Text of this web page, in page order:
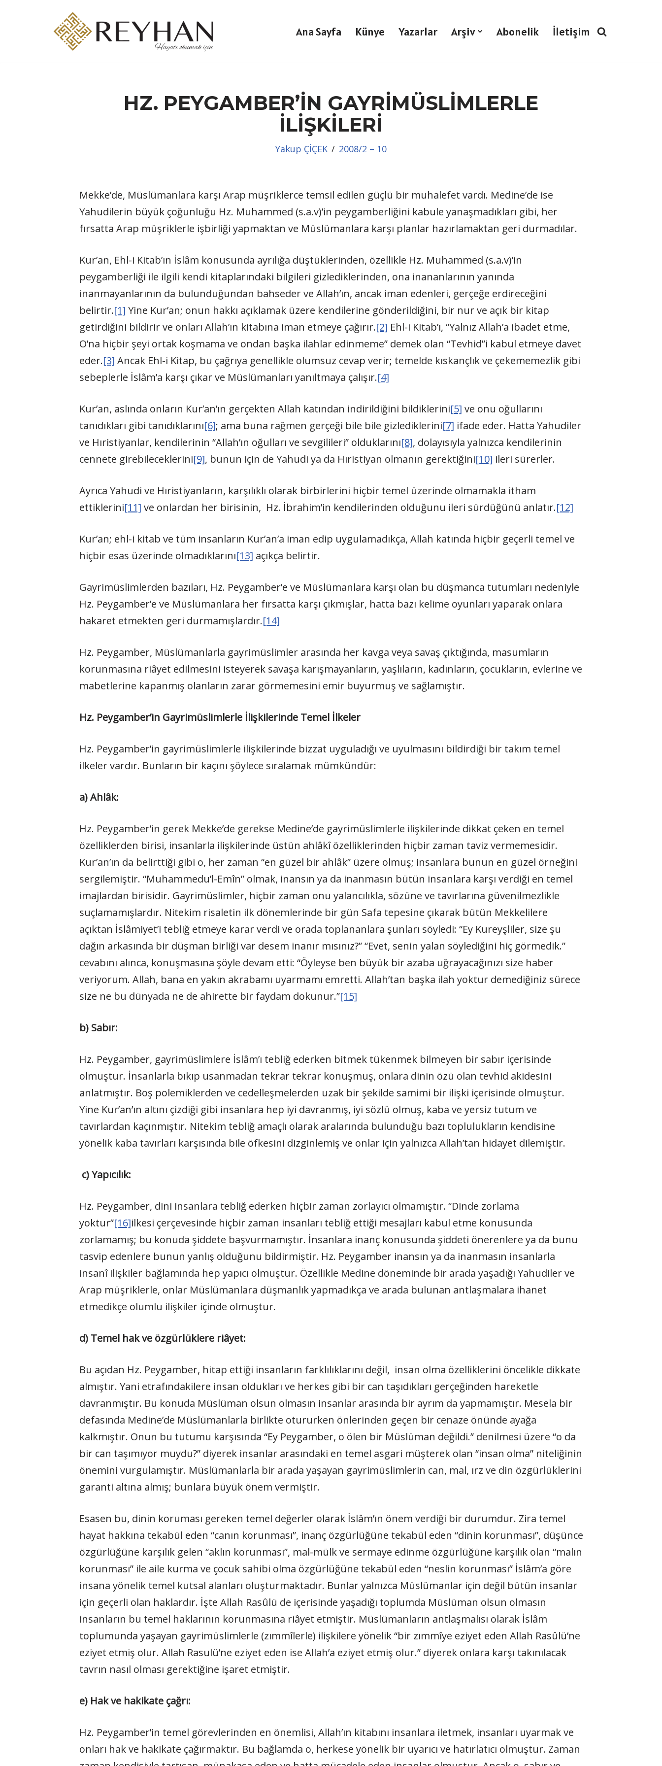
Ana Sayfa Künye Yazarlar Arşiv Abonelik İletişim
HZ. PEYGAMBER’İN GAYRİMÜSLİMLERLE
İLİŞKİLERİ
Yakup ÇİÇEK 2008/2 – 10
Mekke’de, Müslümanlara karşı Arap müşriklerce temsil edilen güçlü bir muhalefet vardı. Medine’de ise
Yahudilerin büyük çoğunluğu Hz. Muhammed (s.a.v)’in peygamberliğini kabule yanaşmadıkları gibi, her
fırsatta Arap müşriklerle işbirliği yapmaktan ve Müslümanlara karşı planlar hazırlamaktan geri durmadılar.
Kur’an, Ehl-i Kitab’ın İslâm konusunda ayrılığa düştüklerinden, özellikle Hz. Muhammed (s.a.v)’in
peygamberliği ile ilgili kendi kitaplarındaki bilgileri gizlediklerinden, ona inananlarının yanında
inanmayanlarının da bulunduğundan bahseder ve Allah’ın, ancak iman edenleri, gerçeğe erdireceğini
belirtir.[1] Yine Kur’an; onun hakkı açıklamak üzere kendilerine gönderildiğini, bir nur ve açık bir kitap
getirdiğini bildirir ve onları Allah’ın kitabına iman etmeye çağırır.[2] Ehl-i Kitab’ı, “Yalnız Allah’a ibadet etme,
O’na hiçbir şeyi ortak koşmama ve ondan başka ilahlar edinmeme” demek olan “Tevhid”i kabul etmeye davet
eder.[3] Ancak Ehl-i Kitap, bu çağrıya genellikle olumsuz cevap verir; temelde kıskançlık ve çekememezlik gibi
sebeplerle İslâm’a karşı çıkar ve Müslümanları yanıltmaya çalışır.[4]
Kur’an, aslında onların Kur’an’ın gerçekten Allah katından indirildiğini bildiklerini[5] ve onu oğullarını
tanıdıkları gibi tanıdıklarını[6]; ama buna rağmen gerçeği bile bile gizlediklerini[7] ifade eder. Hatta Yahudiler
ve Hıristiyanlar, kendilerinin “Allah’ın oğulları ve sevgilileri” olduklarını[8], dolayısıyla yalnızca kendilerinin
cennete girebileceklerini[9], bunun için de Yahudi ya da Hıristiyan olmanın gerektiğini[10] ileri sürerler.
Ayrıca Yahudi ve Hıristiyanların, karşılıklı olarak birbirlerini hiçbir temel üzerinde olmamakla itham
ettiklerini[11] ve onlardan her birisinin, Hz. İbrahim’in kendilerinden olduğunu ileri sürdüğünü anlatır.[12]
Kur’an; ehl-i kitab ve tüm insanların Kur’an’a iman edip uygulamadıkça, Allah katında hiçbir geçerli temel ve
hiçbir esas üzerinde olmadıklarını[13] açıkça belirtir.
Gayrimüslimlerden bazıları, Hz. Peygamber’e ve Müslümanlara karşı olan bu düşmanca tutumları nedeniyle
Hz. Peygamber’e ve Müslümanlara her fırsatta karşı çıkmışlar, hatta bazı kelime oyunları yaparak onlara
hakaret etmekten geri durmamışlardır.[14]
Hz. Peygamber, Müslümanlarla gayrimüslimler arasında her kavga veya savaş çıktığında, masumların
korunmasına riâyet edilmesini isteyerek savaşa karışmayanların, yaşlıların, kadınların, çocukların, evlerine ve
mabetlerine kapanmış olanların zarar görmemesini emir buyurmuş ve sağlamıştır.
Hz. Peygamber’in Gayrimüslimlerle İlişkilerinde Temel İlkeler
Hz. Peygamber’in gayrimüslimlerle ilişkilerinde bizzat uyguladığı ve uyulmasını bildirdiği bir takım temel
ilkeler vardır. Bunların bir kaçını şöylece sıralamak mümkündür:
a) Ahlâk:
Hz. Peygamber’in gerek Mekke’de gerekse Medine’de gayrimüslimlerle ilişkilerinde dikkat çeken en temel
özelliklerden birisi, insanlarla ilişkilerinde üstün ahlâkî özelliklerinden hiçbir zaman taviz vermemesidir.
Kur’an’ın da belirttiği gibi o, her zaman “en güzel bir ahlâk” üzere olmuş; insanlara bunun en güzel örneğini
sergilemiştir. “Muhammedu’l-Emîn” olmak, inansın ya da inanmasın bütün insanlara karşı verdiği en temel
imajlardan birisidir. Gayrimüslimler, hiçbir zaman onu yalancılıkla, sözüne ve tavırlarına güvenilmezlikle
suçlamamışlardır. Nitekim risaletin ilk dönemlerinde bir gün Safa tepesine çıkarak bütün Mekkelilere
açıktan İslâmiyet’i tebliğ etmeye karar verdi ve orada toplananlara şunları söyledi: “Ey Kureyşliler, size şu
dağın arkasında bir düşman birliği var desem inanır mısınız?” “Evet, senin yalan söylediğini hiç görmedik.”
cevabını alınca, konuşmasına şöyle devam etti: “Öyleyse ben büyük bir azaba uğrayacağınızı size haber
veriyorum. Allah, bana en yakın akrabamı uyarmamı emretti. Allah’tan başka ilah yoktur demediğiniz sürece
size ne bu dünyada ne de ahirette bir faydam dokunur.”[15]
b) Sabır:
Hz. Peygamber, gayrimüslimlere İslâm’ı tebliğ ederken bitmek tükenmek bilmeyen bir sabır içerisinde
olmuştur. İnsanlarla bıkıp usanmadan tekrar tekrar konuşmuş, onlara dinin özü olan tevhid akidesini
anlatmıştır. Boş polemiklerden ve cedelleşmelerden uzak bir şekilde samimi bir ilişki içerisinde olmuştur.
Yine Kur’an’ın altını çizdiği gibi insanlara hep iyi davranmış, iyi sözlü olmuş, kaba ve yersiz tutum ve
tavırlardan kaçınmıştır. Nitekim tebliğ amaçlı olarak aralarında bulunduğu bazı toplulukların kendisine
yönelik kaba tavırları karşısında bile öfkesini dizginlemiş ve onlar için yalnızca Allah’tan hidayet dilemiştir.
c) Yapıcılık:
Hz. Peygamber, dini insanlara tebliğ ederken hiçbir zaman zorlayıcı olmamıştır. “Dinde zorlama
yoktur”[16]ilkesi çerçevesinde hiçbir zaman insanları tebliğ ettiği mesajları kabul etme konusunda
zorlamamış; bu konuda şiddete başvurmamıştır. İnsanlara inanç konusunda şiddeti önerenlere ya da bunu
tasvip edenlere bunun yanlış olduğunu bildirmiştir. Hz. Peygamber inansın ya da inanmasın insanlarla
insanî ilişkiler bağlamında hep yapıcı olmuştur. Özellikle Medine döneminde bir arada yaşadığı Yahudiler ve
Arap müşriklerle, onlar Müslümanlara düşmanlık yapmadıkça ve arada bulunan antlaşmalara ihanet
etmedikçe olumlu ilişkiler içinde olmuştur.
d) Temel hak ve özgürlüklere riâyet:
Bu açıdan Hz. Peygamber, hitap ettiği insanların farklılıklarını değil, insan olma özelliklerini öncelikle dikkate
almıştır. Yani etrafındakilere insan oldukları ve herkes gibi bir can taşıdıkları gerçeğinden hareketle
davranmıştır. Bu konuda Müslüman olsun olmasın insanlar arasında bir ayrım da yapmamıştır. Mesela bir
defasında Medine’de Müslümanlarla birlikte otururken önlerinden geçen bir cenaze önünde ayağa
kalkmıştır. Onun bu tutumu karşısında “Ey Peygamber, o ölen bir Müslüman değildi.” denilmesi üzere “o da
bir can taşımıyor muydu?” diyerek insanlar arasındaki en temel asgari müşterek olan “insan olma” niteliğinin
önemini vurgulamıştır. Müslümanlarla bir arada yaşayan gayrimüslimlerin can, mal, ırz ve din özgürlüklerini
garanti altına almış; bunlara büyük önem vermiştir.
Esasen bu, dinin koruması gereken temel değerler olarak İslâm’ın önem verdiği bir durumdur. Zira temel
hayat hakkına tekabül eden “canın korunması”, inanç özgürlüğüne tekabül eden “dinin korunması”, düşünce
özgürlüğüne karşılık gelen “aklın korunması”, mal-mülk ve sermaye edinme özgürlüğüne karşılık olan “malın
korunması” ile aile kurma ve çocuk sahibi olma özgürlüğüne tekabül eden “neslin korunması” İslâm’a göre
insana yönelik temel kutsal alanları oluşturmaktadır. Bunlar yalnızca Müslümanlar için değil bütün insanlar
için geçerli olan haklardır. İşte Allah Rasûlü de içerisinde yaşadığı toplumda Müslüman olsun olmasın
insanların bu temel haklarının korunmasına riâyet etmiştir. Müslümanların antlaşmalısı olarak İslâm
toplumunda yaşayan gayrimüslimlerle (zımmîlerle) ilişkilere yönelik “bir zımmîye eziyet eden Allah Rasûlü’ne
eziyet etmiş olur. Allah Rasulü’ne eziyet eden ise Allah’a eziyet etmiş olur.” diyerek onlara karşı takınılacak
tavrın nasıl olması gerektiğine işaret etmiştir.
e) Hak ve hakikate çağrı:
Hz. Peygamber’in temel görevlerinden en önemlisi, Allah’ın kitabını insanlara iletmek, insanları uyarmak ve
onları hak ve hakikate çağırmaktır. Bu bağlamda o, herkese yönelik bir uyarıcı ve hatırlatıcı olmuştur. Zaman